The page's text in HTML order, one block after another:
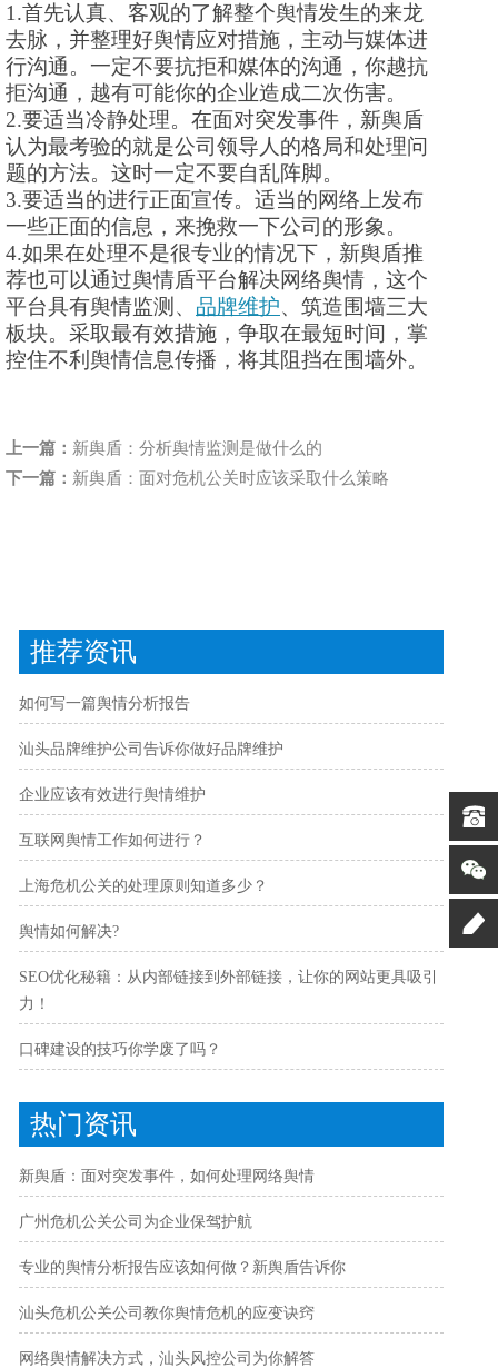
1.首先认真、客观的了解整个舆情发生的来龙
去脉，并整理好舆情应对措施，主动与媒体进
行沟通。一定不要抗拒和媒体的沟通，你越抗
拒沟通，越有可能你的企业造成二次伤害。
2.要适当冷静处理。在面对突发事件，新舆盾
认为最考验的就是公司领导人的格局和处理问
题的方法。这时一定不要自乱阵脚。
3.要适当的进行正面宣传。适当的网络上发布
一些正面的信息，来挽救一下公司的形象。
4.如果在处理不是很专业的情况下，新舆盾推
荐也可以通过舆情盾平台解决网络舆情，这个
平台具有舆情监测、 品牌维护、筑造围墙三大
板块。采取最有效措施，争取在最短时间，掌
控住不利舆情信息传播，将其阻挡在围墙外。
上一篇： 新舆盾：分析舆情监测是做什么的
下一篇： 新舆盾：面对危机公关时应该采取什么策略
推荐资讯
如何写一篇舆情分析报告
汕头品牌维护公司告诉你做好品牌维护
企业应该有效进行舆情维护
互联网舆情工作如何进行？
上海危机公关的处理原则知道多少？
舆情如何解决?
SEO优化秘籍：从内部链接到外部链接，让你的网站更具吸引
力！
口碑建设的技巧你学废了吗？
热门资讯
新舆盾：面对突发事件，如何处理网络舆情
广州危机公关公司为企业保驾护航
专业的舆情分析报告应该如何做？新舆盾告诉你
汕头危机公关公司教你舆情危机的应变诀窍
网络舆情解决方式，汕头风控公司为你解答